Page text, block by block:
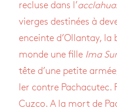
recluse dans l’
vierges des­ti­nées à
enceinte d’Ol­lan­tay, la
monde une fille Ima
tête d’une petite
ler contre Pacha­cu­tec.
Cuzco. A la mort de